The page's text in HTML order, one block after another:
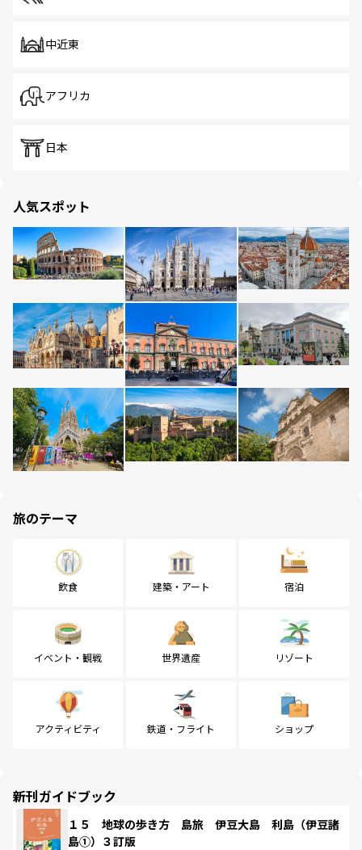
中近東
アフリカ
日本
人気スポット
旅のテーマ
飲食 建築・アート 宿泊
イベント・観戦 世界遺産 リゾート
アクティビティ 鉄道・フライト ショップ
新刊ガイドブック
１５ 地球の歩き方 島旅 伊豆大島 利島（伊豆諸
島①）３訂版